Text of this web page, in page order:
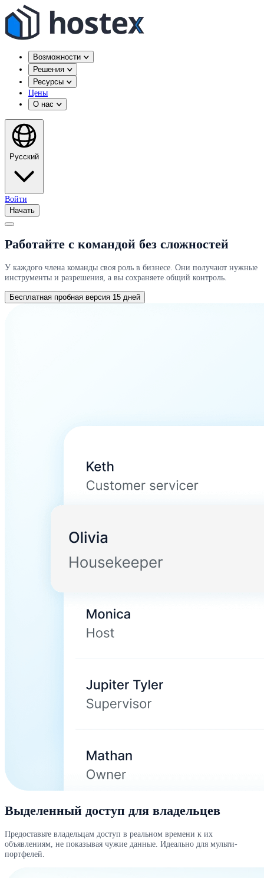
Возможности
Решения
Ресурсы
Цены
О нас
Русский
Войти
Начать
Работайте с командой без сложностей
У каждого члена команды своя роль в бизнесе. Они получают нужные
инструменты и разрешения, а вы сохраняете общий контроль.
Бесплатная пробная версия 15 дней
Выделенный доступ для владельцев
Предоставьте владельцам доступ в реальном времени к их
объявлениям, не показывая чужие данные. Идеально для мульти-
портфелей.